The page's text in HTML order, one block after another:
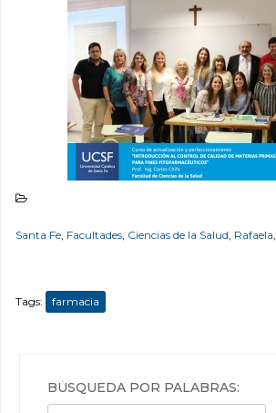
Santa Fe, Facultades, Ciencias de la Salud, Rafaela,
Tags: farmacia
BÚSQUEDA POR PALABRAS: